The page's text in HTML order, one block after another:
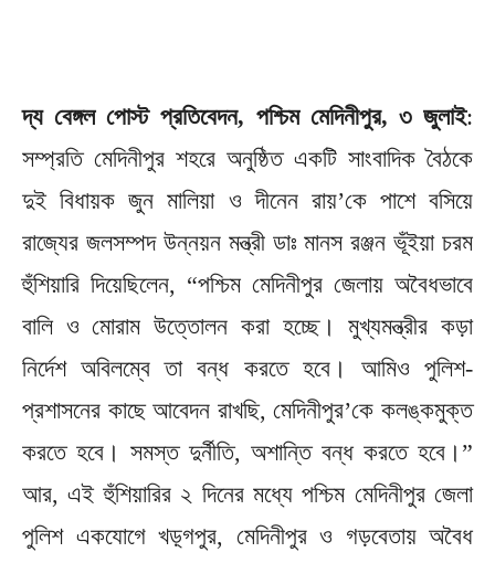
দ্য বেঙ্গল পোস্ট প্রতিবেদন, পশ্চিম মেদিনীপুর, ৩ জুলাই:
সম্প্রতি মেদিনীপুর শহরে অনুষ্ঠিত একটি সাংবাদিক বৈঠকে
দুই বিধায়ক জুন মালিয়া ও দীনেন রায়’কে পাশে বসিয়ে
রাজ্যের জলসম্পদ উন্নয়ন মন্ত্রী ডাঃ মানস রঞ্জন ভূঁইয়া চরম
হুঁশিয়ারি দিয়েছিলেন, “পশ্চিম মেদিনীপুর জেলায় অবৈধভাবে
বালি ও মোরাম উত্তোলন করা হচ্ছে। মুখ্যমন্ত্রীর কড়া
নির্দেশ অবিলম্বে তা বন্ধ করতে হবে। আমিও পুলিশ-
প্রশাসনের কাছে আবেদন রাখছি, মেদিনীপুর’কে কলঙ্কমুক্ত
করতে হবে। সমস্ত দুর্নীতি, অশান্তি বন্ধ করতে হবে।”
আর, এই হুঁশিয়ারির ২ দিনের মধ্যে পশ্চিম মেদিনীপুর জেলা
পুলিশ একযোগে খড়্গপুর, মেদিনীপুর ও গড়বেতায় অবৈধ